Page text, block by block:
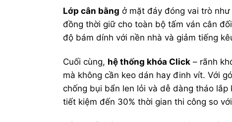
Lớp cân bằng ở mặt đáy đóng vai trò như
đồng thời giữ cho toàn bộ tấm ván cân
độ bám dính với nền nhà và giảm tiếng
Cuối cùng, hệ thống khóa Click – rãnh
mà không cần keo dán hay đinh vít. Với
chống bụi bẩn len lỏi và dễ dàng tháo
tiết kiệm đến 30% thời gian thi công so